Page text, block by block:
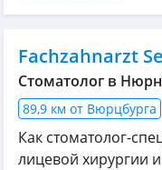
Fachzahnarzt
Стоматолог в
89,9 км от Вюрцбурга
Как стоматолог-
лицевой хирургии